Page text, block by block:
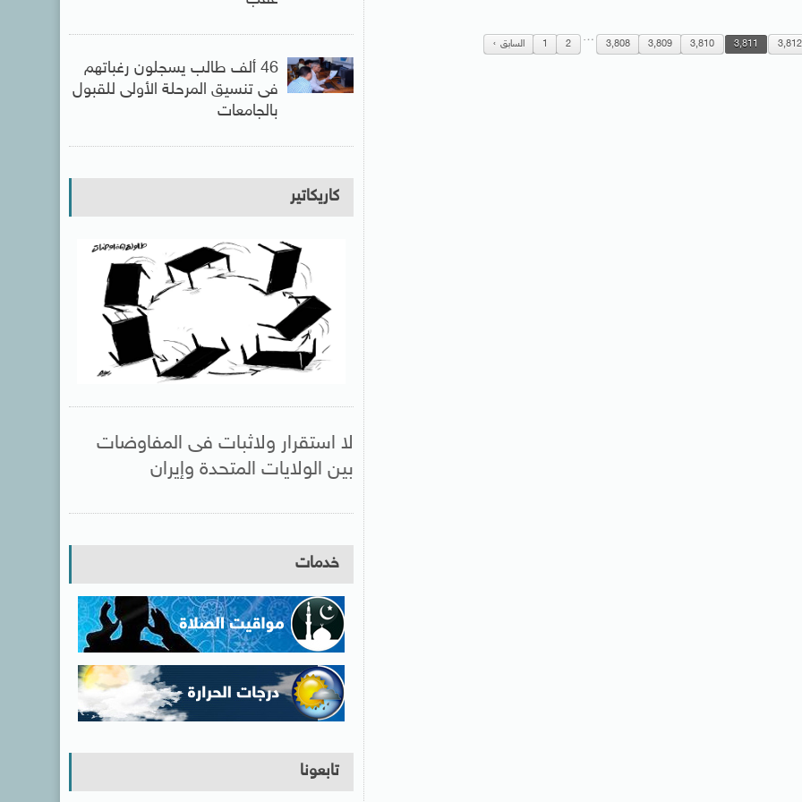
السابق 1 2 … 3,808 3,809 3,810 3,811 3,812
46 ألف طالب يسجلون رغباتهم
فى تنسيق المرحلة الأولى للقبول
بالجامعات
كاريكاتير
لا استقرار ولاثبات فى المفاوضات
بين الولايات المتحدة وإيران
خدمات
تابعونا